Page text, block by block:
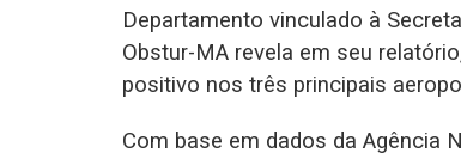
Departamento vinculado à
Obstur-MA revela em seu
positivo nos três principais
Com base em dados da Agência